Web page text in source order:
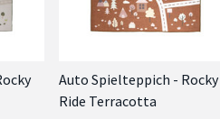
Auto Spielteppich - Rocky
Ride Terracotta